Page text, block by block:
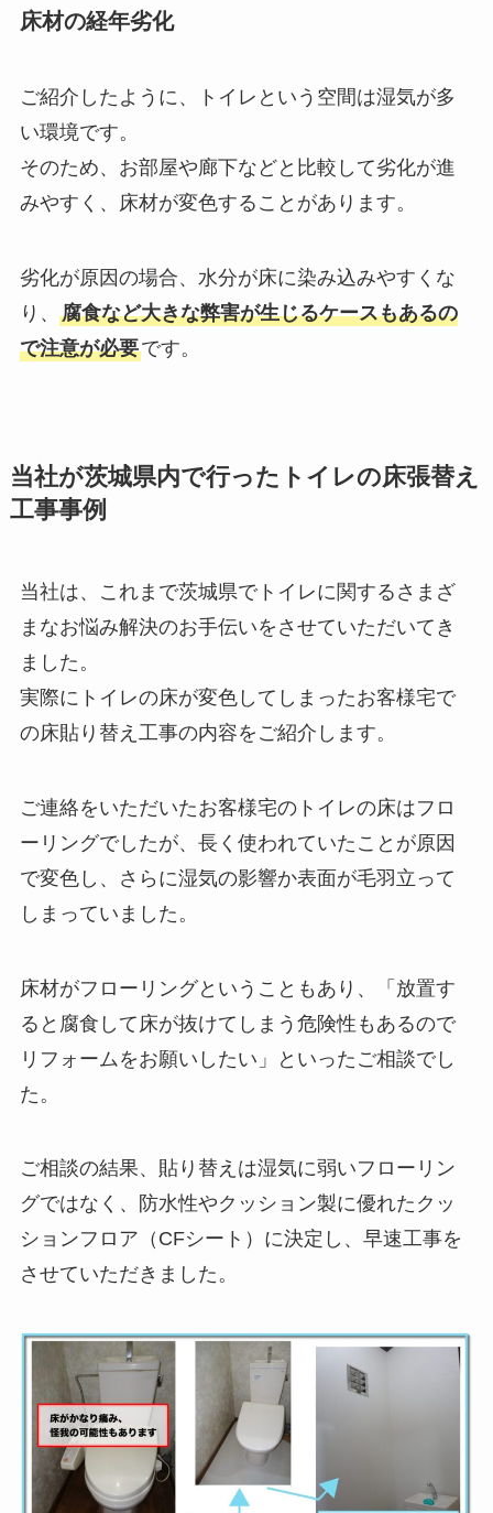
床材の経年劣化
ご紹介したように、トイレという空間は湿気が多
い環境です。
そのため、お部屋や廊下などと比較して劣化が進
みやすく、床材が変色することがあります。
劣化が原因の場合、水分が床に染み込みやすくな
り、 腐食など大きな弊害が生じるケースもあるの
で注意が必要です。
当社が茨城県内で行ったトイレの床張替え
工事事例
当社は、これまで茨城県でトイレに関するさまざ
まなお悩み解決のお手伝いをさせていただいてき
ました。
実際にトイレの床が変色してしまったお客様宅で
の床貼り替え工事の内容をご紹介します。
ご連絡をいただいたお客様宅のトイレの床はフロ
ーリングでしたが、長く使われていたことが原因
で変色し、さらに湿気の影響か表面が毛羽立って
しまっていました。
床材がフローリングということもあり、「放置す
ると腐食して床が抜けてしまう危険性もあるので
リフォームをお願いしたい」といったご相談でし
た。
ご相談の結果、貼り替えは湿気に弱いフローリン
グではなく、防水性やクッション製に優れたクッ
ションフロア（CFシート）に決定し、早速工事を
させていただきました。